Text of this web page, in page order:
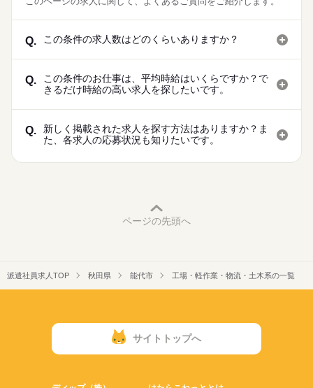
Q. この条件の求人数はどのくらいありますか？
Q.
この条件のお仕事は、平均時給はいくらですか？で
きるだけ時給の高い求人を探したいです。
Q.
新しく掲載された求人を探す方法はありますか？ま
た、各求人の応募状況も知りたいです。
ページの先頭へ
派遣社員求人TOP 秋田県 能代市 工場・軽作業・物流・土木系の一覧
サイトトップへ